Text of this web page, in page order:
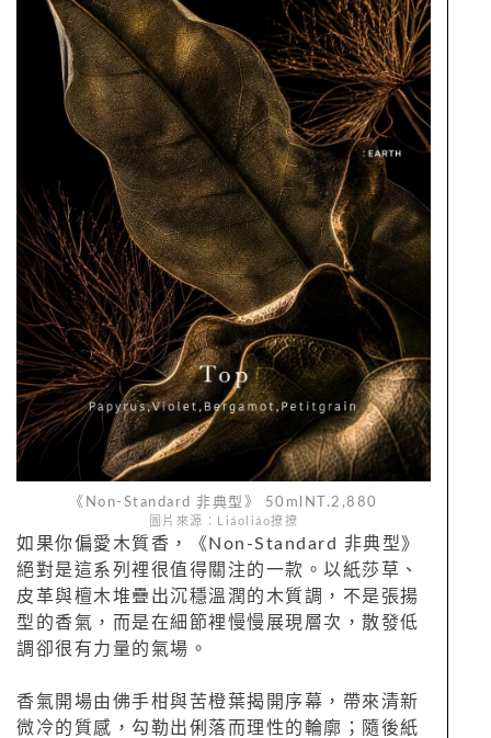
《Non-Standard 非典型》 50mlNT.2,880
圖片來源：Liáoliáo撩撩
如果你偏愛木質香，《Non-Standard 非典型》
絕對是這系列裡很值得關注的一款。以紙莎草、
皮革與檀木堆疊出沉穩溫潤的木質調，不是張揚
型的香氣，而是在細節裡慢慢展現層次，散發低
調卻很有力量的氣場。
香氣開場由佛手柑與苦橙葉揭開序幕，帶來清新
微冷的質感，勾勒出俐落而理性的輪廓；隨後紙